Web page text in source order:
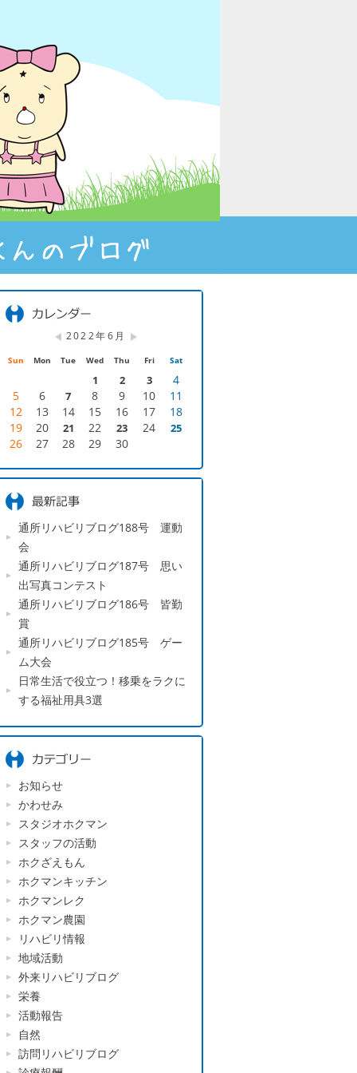
2022年6月
Sun Mon Tue Wed Thu Fri Sat
1 2 3
4
5
6 7 8 9 10
11
12
13 14 15 16 17
18
19
20 21 22 23 24 25
26 27 28 29 30
通所リハビリブログ188号 運動
会
通所リハビリブログ187号 思い
出写真コンテスト
通所リハビリブログ186号 皆勤
賞
通所リハビリブログ185号 ゲー
ム大会
日常生活で役立つ！移乗をラクに
する福祉用具3選
お知らせ
かわせみ
スタジオホクマン
スタッフの活動
ホクざえもん
ホクマンキッチン
ホクマンレク
ホクマン農園
リハビリ情報
地域活動
外来リハビリブログ
栄養
活動報告
自然
訪問リハビリブログ